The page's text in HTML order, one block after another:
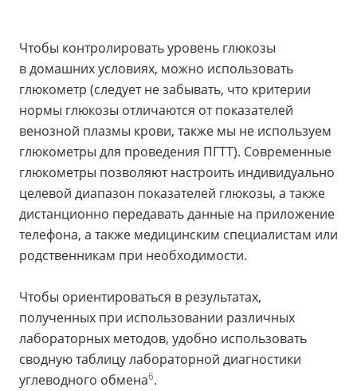
Чтобы контролировать уровень глюкозы
в домашних условиях, можно использовать
глюкометр (следует не забывать, что критерии
нормы глюкозы отличаются от показателей
венозной плазмы крови, также мы не используем
глюкометры для проведения ПГТТ). Современные
глюкометры позволяют настроить индивидуально
целевой диапазон показателей глюкозы, а также
дистанционно передавать данные на приложение
телефона, а также медицинским специалистам или
родственникам при необходимости.
Чтобы ориентироваться в результатах,
полученных при использовании различных
лабораторных методов, удобно использовать
сводную таблицу лабораторной диагностики
углеводного обмена6.